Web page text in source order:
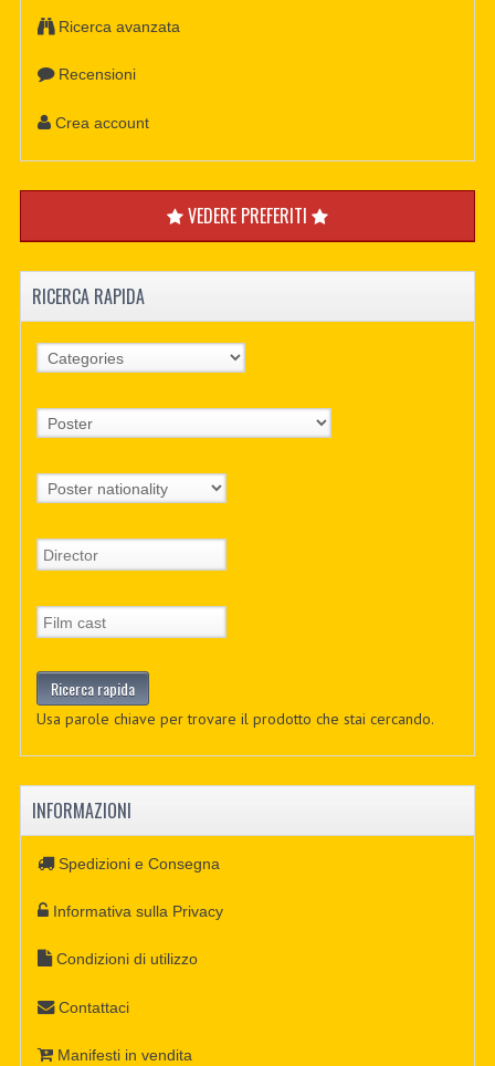
Ricerca avanzata
Recensioni
Crea account
VEDERE PREFERITI
RICERCA RAPIDA
Usa parole chiave per trovare il prodotto che stai cercando.
INFORMAZIONI
Spedizioni e Consegna
Informativa sulla Privacy
Condizioni di utilizzo
Contattaci
Manifesti in vendita